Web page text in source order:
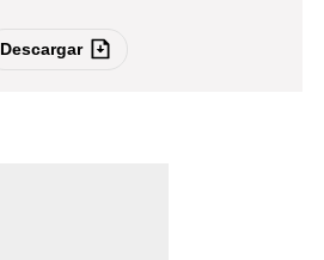
Descargar